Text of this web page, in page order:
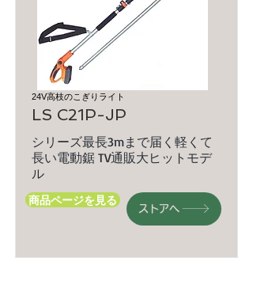
24V高枝のこぎりライト
LS C21P-JP
シリーズ最長3mまで届く軽くて
長い電動鋸 TV通販大ヒットモデ
ル
商品ページを見る
ストアへ